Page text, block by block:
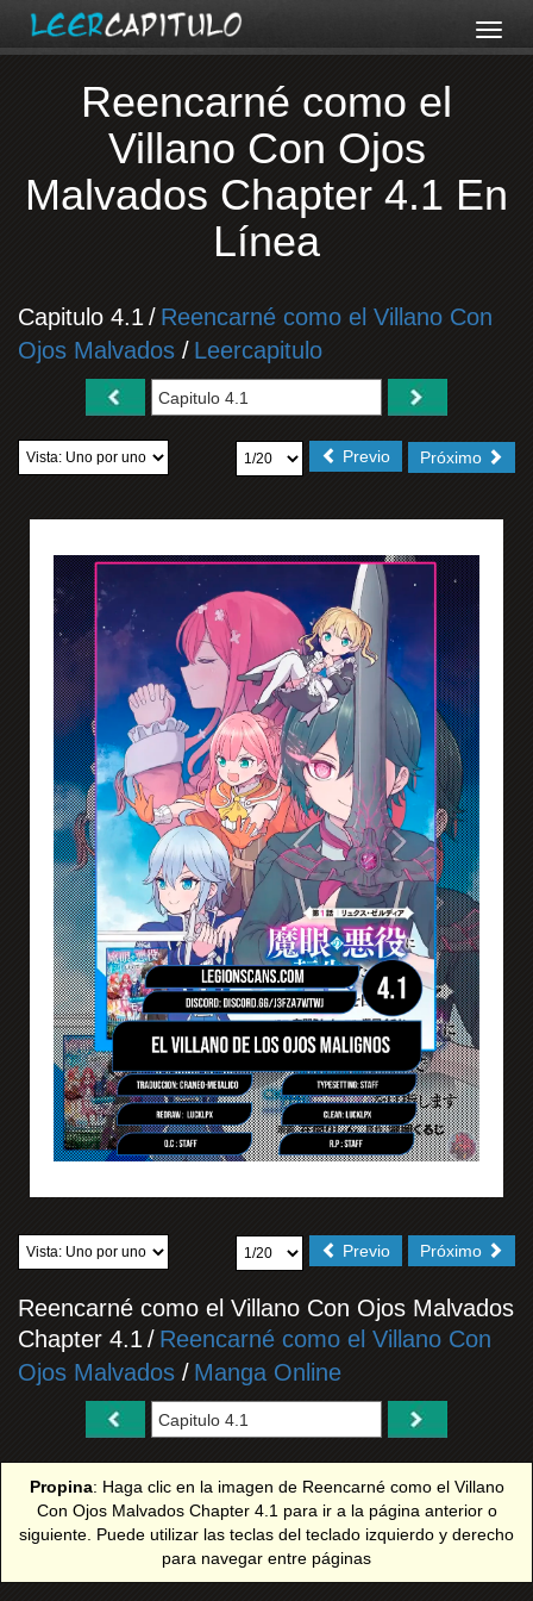
Reencarné como el
Villano Con Ojos
Malvados Chapter 4.1 En
Línea
Capitulo 4.1 / Reencarné como el Villano Con
Ojos Malvados / Leercapitulo
Próximo
Previo
Próximo
Previo
Reencarné como el Villano Con Ojos Malvados
Chapter 4.1 / Reencarné como el Villano Con
Ojos Malvados / Manga Online
Propina: Haga clic en la imagen de Reencarné como el Villano
Con Ojos Malvados Chapter 4.1 para ir a la página anterior o
siguiente. Puede utilizar las teclas del teclado izquierdo y derecho
para navegar entre páginas